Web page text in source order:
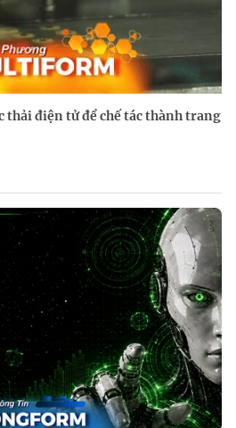
thải điện tử để chế tác thành trang